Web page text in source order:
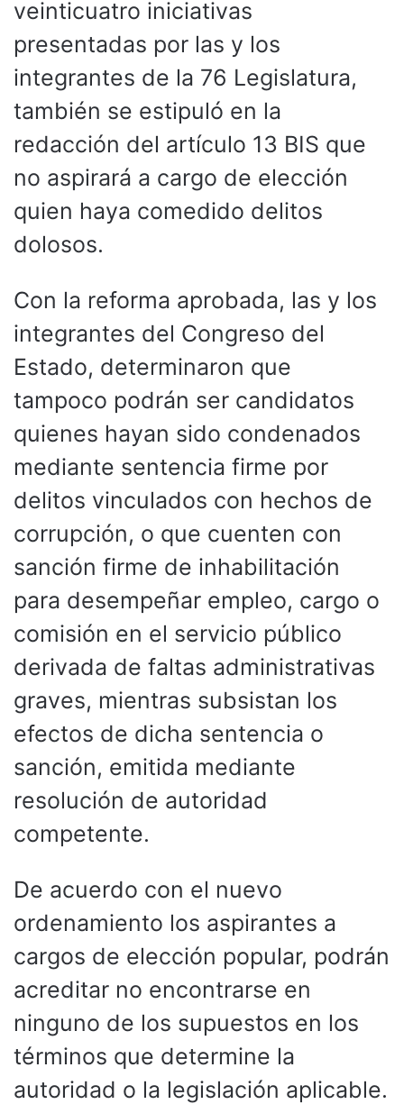
veinticuatro iniciativas
presentadas por las y los
integrantes de la 76 Legislatura,
también se estipuló en la
redacción del artículo 13 BIS que
no aspirará a cargo de elección
quien haya comedido delitos
dolosos.
Con la reforma aprobada, las y los
integrantes del Congreso del
Estado, determinaron que
tampoco podrán ser candidatos
quienes hayan sido condenados
mediante sentencia firme por
delitos vinculados con hechos de
corrupción, o que cuenten con
sanción firme de inhabilitación
para desempeñar empleo, cargo o
comisión en el servicio público
derivada de faltas administrativas
graves, mientras subsistan los
efectos de dicha sentencia o
sanción, emitida mediante
resolución de autoridad
competente.
De acuerdo con el nuevo
ordenamiento los aspirantes a
cargos de elección popular, podrán
acreditar no encontrarse en
ninguno de los supuestos en los
términos que determine la
autoridad o la legislación aplicable.